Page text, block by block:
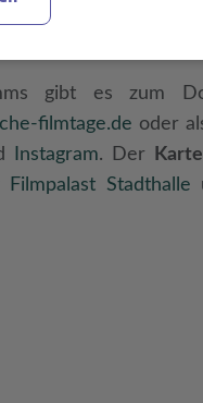
Filmtage
einsehbar ist.
gibt es zum
filmtage.de oder
Instagram. Der
Filmpalast Stadthalle